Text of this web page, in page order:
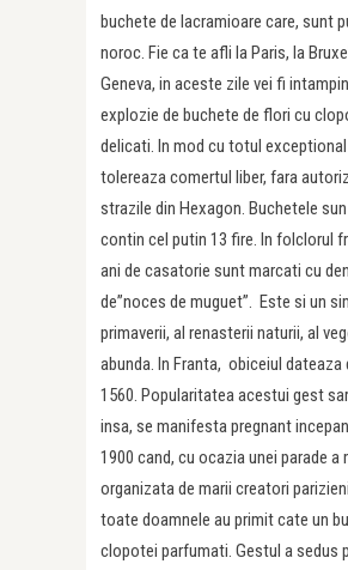
buchete de lacramioare care, sunt
noroc. Fie ca te afli la Paris, la
Geneva, in aceste zile vei fi
explozie de buchete de flori cu
delicati. In mod cu totul
tolereaza comertul liber, fara
strazile din Hexagon. Buchetele
contin cel putin 13 fire. In folclorul
ani de casatorie sunt marcati cu
de”noces de muguet”. Este si un
primaverii, al renasterii naturii, al
abunda. In Franta, obiceiul dateaza
1560. Popularitatea acestui gest
insa, se manifesta pregnant
1900 cand, cu ocazia unei parade a
organizata de marii creatori
toate doamnele au primit cate un
clopotei parfumati. Gestul a sedus